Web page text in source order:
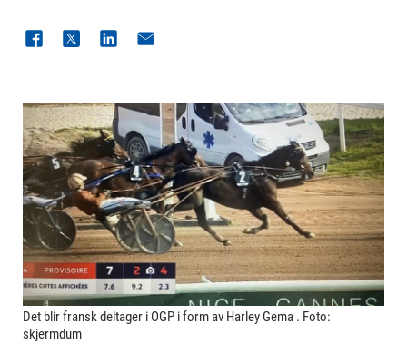
Det blir fransk deltager i OGP i form av Harley Gema . Foto:
skjermdum